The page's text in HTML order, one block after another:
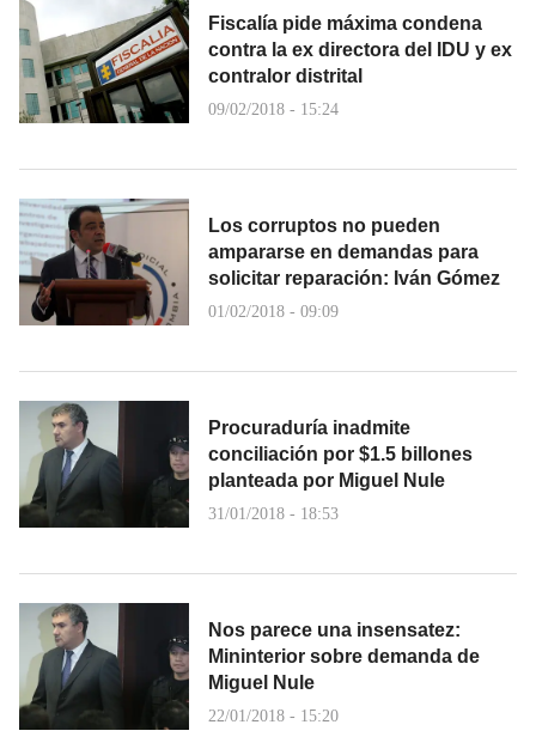
Fiscalía pide máxima condena
contra la ex directora del IDU y ex
contralor distrital
09/02/2018 - 15:24
Los corruptos no pueden
ampararse en demandas para
solicitar reparación: Iván Gómez
01/02/2018 - 09:09
Procuraduría inadmite
conciliación por $1.5 billones
planteada por Miguel Nule
31/01/2018 - 18:53
Nos parece una insensatez:
Mininterior sobre demanda de
Miguel Nule
22/01/2018 - 15:20